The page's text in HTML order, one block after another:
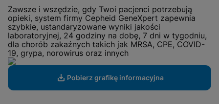
View Privacy Policy
Enable Functional Cookies
Zawsze i wszędzie, gdy Twoi pacjenci potrzebują
opieki, system firmy Cepheid GeneXpert zapewnia
szybkie, ustandaryzowane wyniki jakości
laboratoryjnej, 24 godziny na dobę, 7 dni w tygodniu,
dla chorób zakaźnych takich jak MRSA, CPE, COVID-
19, grypa, norowirus oraz innych
Pobierz grafikę informacyjna